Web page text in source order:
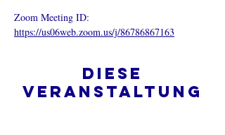
Zoom Meeting ID:
https://us06web.zoom.us/j/86786867163
Diese
Veranstaltung